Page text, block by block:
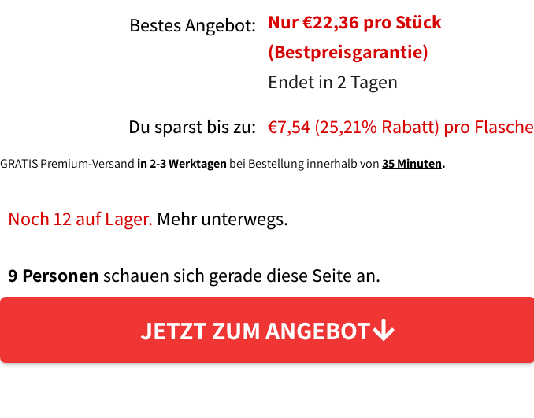
Bestes Angebot: Nur €22,36 pro Stück
(Bestpreisgarantie)
Endet in 2 Tagen
Du sparst bis zu: €7,54 (25,21% Rabatt) pro Flasche
GRATIS Premium-Versand in 2-3 Werktagenbei Bestellung innerhalb von35 Minuten.
Noch 12 auf Lager. Mehr unterwegs.
9 Personenschauen sich gerade diese Seite an.
JETZT ZUM ANGEBOT